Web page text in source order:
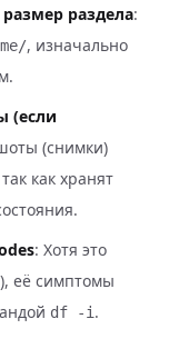
раздела:
, изначально
(если
(снимки)
как хранят
: Хотя это
её симптомы
df -i .